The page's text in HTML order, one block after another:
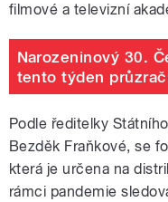
filmové a televizní
Narozeninový 30.
tento týden
Podle ředitelky
Bezděk Fraňkové, se
která je určena na
rámci pandemie